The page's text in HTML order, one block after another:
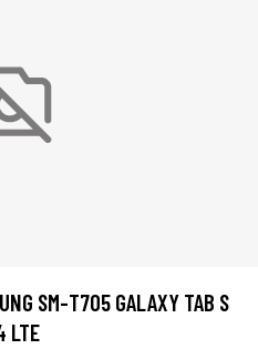
SM-T705 GALAXY TAB S
LTE